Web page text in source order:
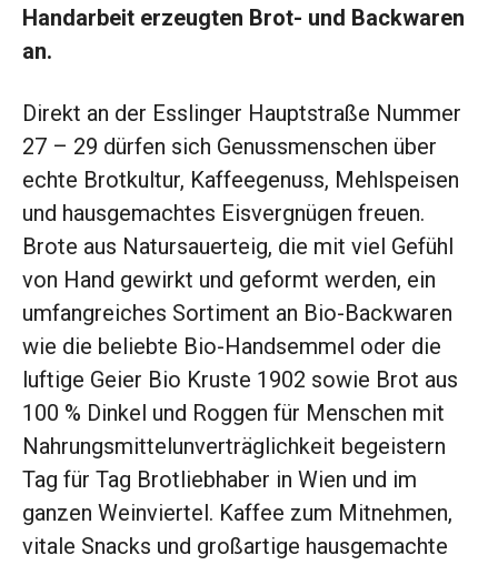
Handarbeit erzeugten Brot- und Backwaren
an.
Direkt an der Esslinger Hauptstraße Nummer
27 – 29 dürfen sich Genussmenschen über
echte Brotkultur, Kaffeegenuss, Mehlspeisen
und hausgemachtes Eisvergnügen freuen.
Brote aus Natursauerteig, die mit viel Gefühl
von Hand gewirkt und geformt werden, ein
umfangreiches Sortiment an Bio-Backwaren
wie die beliebte Bio-Handsemmel oder die
luftige Geier Bio Kruste 1902 sowie Brot aus
100 % Dinkel und Roggen für Menschen mit
Nahrungsmittelunverträglichkeit begeistern
Tag für Tag Brotliebhaber in Wien und im
ganzen Weinviertel. Kaffee zum Mitnehmen,
vitale Snacks und großartige hausgemachte